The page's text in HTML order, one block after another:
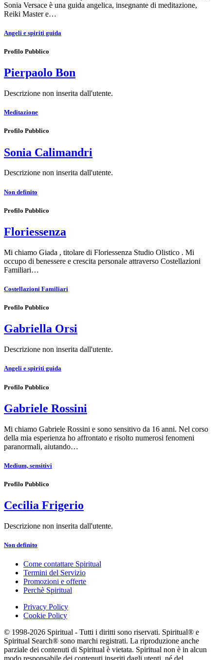
Sonia Versace è una guida angelica, insegnante di meditazione,
Reiki Master e…
Angeli e spiriti guida
Profilo Pubblico
Pierpaolo Bon
Descrizione non inserita dall'utente.
Meditazione
Profilo Pubblico
Sonia Calimandri
Descrizione non inserita dall'utente.
Non definito
Profilo Pubblico
Floriessenza
Mi chiamo Giada , titolare di Floriessenza Studio Olistico . Mi
occupo di benessere e crescita personale attraverso Costellazioni
Familiari…
Costellazioni Familiari
Profilo Pubblico
Gabriella Orsi
Descrizione non inserita dall'utente.
Angeli e spiriti guida
Profilo Pubblico
Gabriele Rossini
Mi chiamo Gabriele Rossini e sono sensitivo da 16 anni. Nel corso
della mia esperienza ho affrontato e risolto numerosi fenomeni
paranormali, aiutando…
Medium, sensitivi
Profilo Pubblico
Cecilia Frigerio
Descrizione non inserita dall'utente.
Non definito
Come contattare Spiritual
Termini del Servizio
Promozioni e offerte
Perchè Spiritual
Privacy Policy
Cookie Policy
© 1998-2026 Spiritual - Tutti i diritti sono riservati. Spiritual® e
Spiritual Search® sono marchi registrati. La riproduzione anche
parziale dei contenuti di Spiritual è vietata. Spiritual non è in alcun